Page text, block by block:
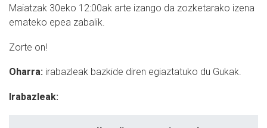
Maiatzak 30eko 12:00ak arte izango da zozketarako izena
emateko epea zabalik.
Zorte on!
Oharra: irabazleak bazkide diren egiaztatuko du Gukak.
Irabazleak: